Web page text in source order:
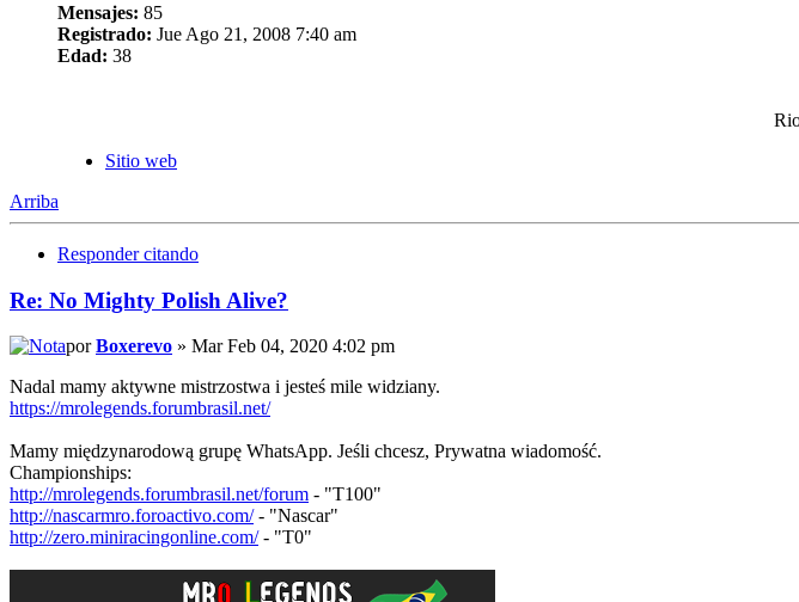
Mensajes: 85
Registrado: Jue Ago 21, 2008 7:40 am
Edad: 38
Sitio web
Arriba
Responder citando
Re: No Mighty Polish Alive?
porBoxerevo » Mar Feb 04, 2020 4:02 pm
Nadal mamy aktywne mistrzostwa i jesteś mile widziany.
https://mrolegends.forumbrasil.net/
Mamy międzynarodową grupę WhatsApp. Jeśli chcesz, Prywatna wiadomość.
Championships:
http://mrolegends.forumbrasil.net/forum - "T100"
http://nascarmro.foroactivo.com/- "Nascar"
http://zero.miniracingonline.com/- "T0"